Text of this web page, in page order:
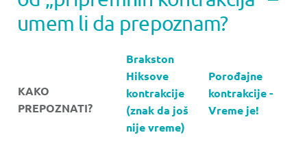
umem li da prepoznam?
KAKO
PREPOZNATI?
Brakston
Hiksove
kontrakcije
(znak da još
nije vreme)
Porođajne
kontrakcije -
Vreme je!